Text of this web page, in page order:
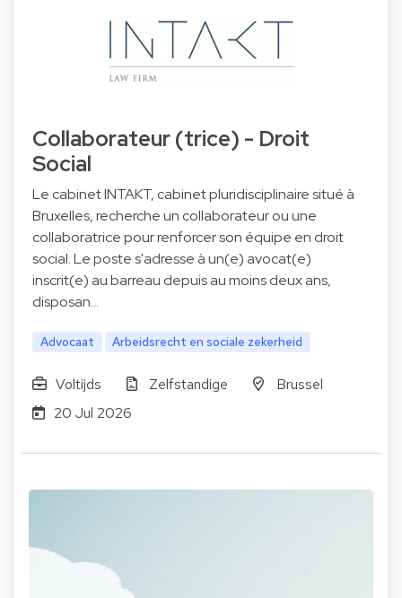
Collaborateur (trice) - Droit
Social
Le cabinet INTAKT, cabinet pluridisciplinaire situé à
Bruxelles, recherche un collaborateur ou une
collaboratrice pour renforcer son équipe en droit
social. Le poste s'adresse à un(e) avocat(e)
inscrit(e) au barreau depuis au moins deux ans,
disposan…
Advocaat Arbeidsrecht en sociale zekerheid
Voltijds Zelfstandige
Brussel
20 Jul 2026